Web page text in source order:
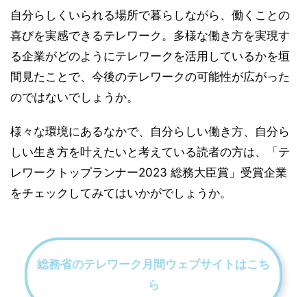
自分らしくいられる場所で暮らしながら、働くことの
喜びを実感できるテレワーク。多様な働き方を実現す
る企業がどのようにテレワークを活用しているかを垣
間見たことで、今後のテレワークの可能性が広がった
のではないでしょうか。
様々な環境にあるなかで、自分らしい働き方、自分ら
しい生き方を叶えたいと考えている読者の方は、「テ
レワークトップランナー2023 総務大臣賞」受賞企業
をチェックしてみてはいかがでしょうか。
総務省のテレワーク月間ウェブサイトはこち
ら